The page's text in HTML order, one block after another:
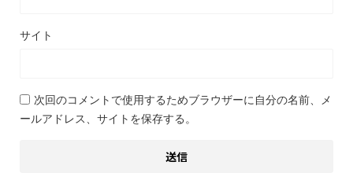
サイト
次回のコメントで使用するためブラウザーに自分の名前、メ
ールアドレス、サイトを保存する。